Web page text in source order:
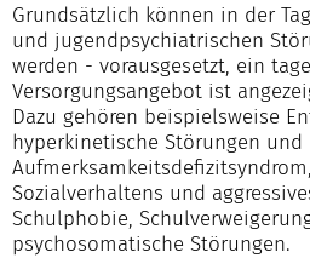
Grundsätzlich können in der
und jugendpsychiatrischen
werden - vorausgesetzt, ein
Versorgungsangebot ist
Dazu gehören beispielsweise
hyperkinetische Störungen und
Sozialverhaltens und
Schulphobie,
psychosomatische Störungen.